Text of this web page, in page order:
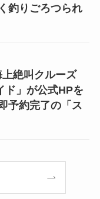
釣りごろつられ
絶叫クルーズ
ド」が公式HPを
予約完了の「ス